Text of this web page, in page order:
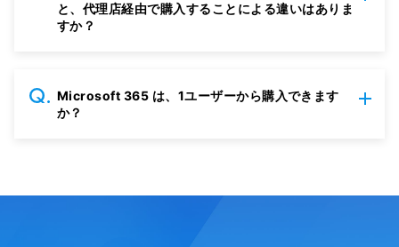
と、代理店経由で購入することによる違いはありま
すか？
Microsoft 365 は、1ユーザーから購入できます
か？